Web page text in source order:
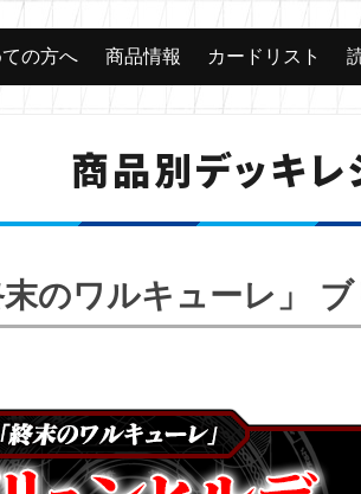
の方へ 商品情報 カードリスト
商品別デッキレ
末のワルキューレ」